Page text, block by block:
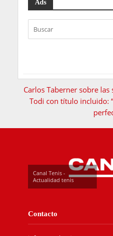
Ads
Carlos Taberner sobre
Todi con título incluido:
Canal Tenis -
Actualidad tenis
Contacto